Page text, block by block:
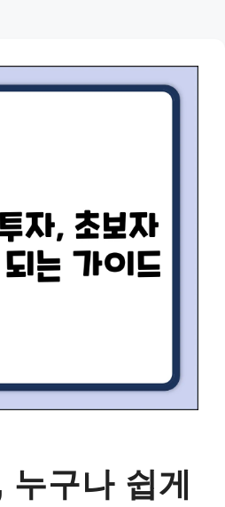
누구나 쉽게